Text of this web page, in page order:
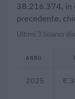
38.216.374, in
precedente,
Ultimi 3 bilanci
ANNO
2025 €